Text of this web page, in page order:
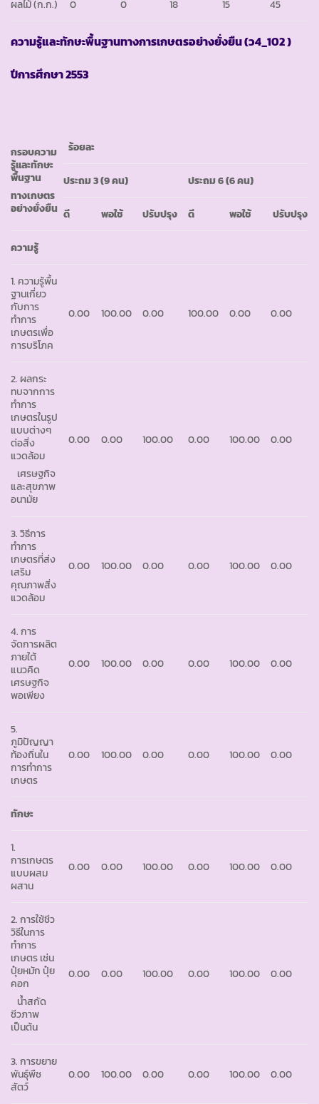
ผลไม้ (ก.ก.) 0 0 18 15 45
ความรู้และทักษะพื้นฐานทางการเกษตรอย่างยั่งยืน (ว4_102 )
ปีการศึกษา2553
กรอบความ
รู้และทักษะ
พื้นฐาน
ทางเกษตร
อย่างยั่งยืน
ร้อยละ
ประถม 3 (9 คน) ประถม6 (6 คน)
ดี พอใช้ ปรับปรุง ดี พอใช้ ปรับปรุง
ความรู้
1. ความรู้พื้น
ฐานเกี่ยว
กับการ
ทำการ
เกษตรเพื่อ
การบริโภค
0.00 100.00 0.00 100.00 0.00 0.00
2. ผลกระ
ทบจากการ
ทำการ
เกษตรในรูป
แบบต่างๆ
ต่อสิ่ง
แวดล้อม
เศรษฐกิจ
และสุขภาพ
อนามัย
0.00 0.00 100.00 0.00 100.00 0.00
3. วิธีการ
ทำการ
เกษตรที่ส่ง
เสริม
คุณภาพสิ่ง
แวดล้อม
0.00 100.00 0.00 0.00 100.00 0.00
4. การ
จัดการผลิต
ภายใต้
แนวคิด
เศรษฐกิจ
พอเพียง
0.00 100.00 0.00 0.00 100.00 0.00
5.
ภูมิปัญญา
ท้องถิ่นใน
การทำการ
เกษตร
0.00 100.00 0.00 0.00 100.00 0.00
ทักษะ
1.
การเกษตร
แบบผสม
ผสาน
0.00 0.00 100.00 0.00 100.00 0.00
2. การใช้ชีว
วิธีในการ
ทำการ
เกษตร เช่น
ปุ๋ยหมัก ปุ๋ย
คอก
น้ำสกัด
ชีวภาพ
เป็นต้น
0.00 0.00 100.00 0.00 100.00 0.00
3. การขยาย
พันธุ์พืช
สัตว์
0.00 100.00 0.00 0.00 100.00 0.00